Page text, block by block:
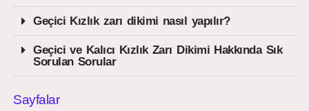
Geçici Kızlık zarı dikimi nasıl yapılır?
Geçici ve Kalıcı Kızlık Zarı Dikimi Hakkında Sık
Sorulan Sorular
Sayfalar